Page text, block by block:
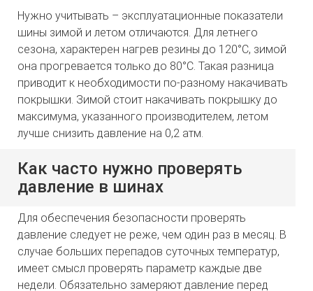
Нужно учитывать – эксплуатационные показатели
шины зимой и летом отличаются. Для летнего
сезона, характерен нагрев резины до 120°C, зимой
она прогревается только до 80°C. Такая разница
приводит к необходимости по-разному накачивать
покрышки. Зимой стоит накачивать покрышку до
максимума, указанного производителем, летом
лучше снизить давление на 0,2 атм.
Как часто нужно проверять
давление в шинах
Для обеспечения безопасности проверять
давление следует не реже, чем один раз в месяц. В
случае больших перепадов суточных температур,
имеет смысл проверять параметр каждые две
недели. Обязательно замеряют давление перед